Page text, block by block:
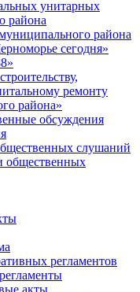
унитарных
района
района
сегодня»
ремонту
района»
обсуждения
слушаний
общественных
регламентов
акты